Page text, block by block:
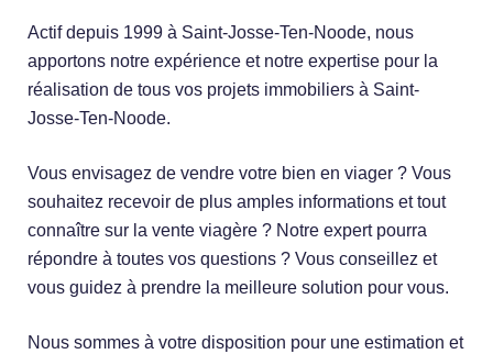
Actif depuis 1999 à Saint-Josse-Ten-Noode, nous
apportons notre expérience et notre expertise pour la
réalisation de tous vos projets immobiliers à Saint-
Josse-Ten-Noode.
Vous envisagez de vendre votre bien en viager ? Vous
souhaitez recevoir de plus amples informations et tout
connaître sur la vente viagère ? Notre expert pourra
répondre à toutes vos questions ? Vous conseillez et
vous guidez à prendre la meilleure solution pour vous.
Nous sommes à votre disposition pour une estimation et